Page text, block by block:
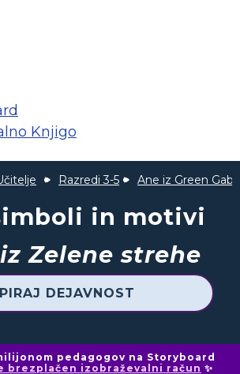
Knjigo
Razredi 3-5 Ane iz Green
in motivi
Zelene strehe
DEJAVNOST
pedagogov na Storyboard
brezplačen izobraževalni račun ✨